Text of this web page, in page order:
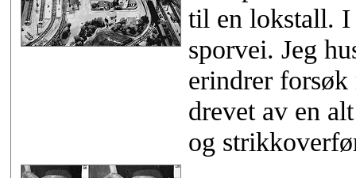
til en lokstall. I
sporvei. Jeg
erindrer forsøk
drevet av en
og